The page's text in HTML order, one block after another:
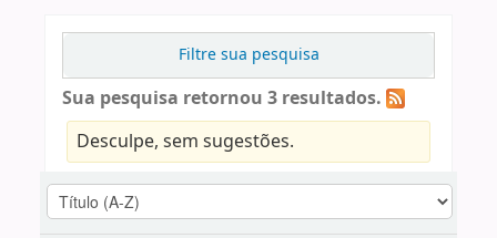
Filtre sua pesquisa
Sua pesquisa retornou 3 resultados.
Desculpe, sem sugestões.